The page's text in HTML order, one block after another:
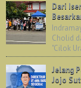
Dari
Cholid
"Cilok
Jelang
Jojo